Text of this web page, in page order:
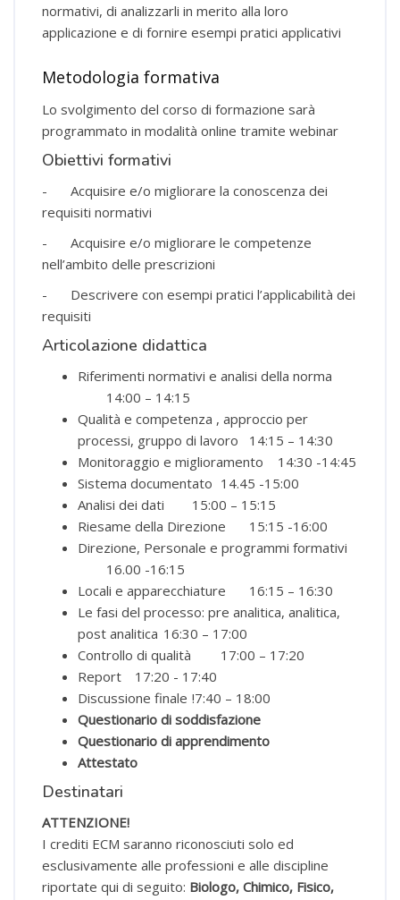
normativi, di analizzarli in merito alla loro
applicazione e di fornire esempi pratici applicativi
Metodologia formativa
Lo svolgimento del corso di formazione sarà
programmato in modalità online tramite webinar
Obiettivi formativi
-
Acquisire e/o migliorare la conoscenza dei
requisiti normativi
-
Acquisire e/o migliorare le competenze
nell’ambito delle prescrizioni
-
Descrivere con esempi pratici l’applicabilità dei
requisiti
Articolazione didattica
Riferimenti normativi e analisi della norma
14:00 – 14:15
Qualità e competenza , approccio per
processi, gruppo di lavoro
14:15 – 14:30
Monitoraggio e miglioramento
14:30 -14:45
Sistema documentato 14.45 -15:00
Analisi dei dati
15:00 – 15:15
Riesame della Direzione
15:15 -16:00
Direzione, Personale e programmi formativi
16.00 -16:15
Locali e apparecchiature
16:15 – 16:30
Le fasi del processo: pre analitica, analitica,
post analitica 16:30 – 17:00
Controllo di qualità
17:00 – 17:20
Report
17:20 - 17:40
Discussione finale !7:40 – 18:00
Questionario di soddisfazione
Questionario di apprendimento
Attestato
Destinatari
ATTENZIONE!
I crediti ECM saranno riconosciuti solo ed
esclusivamente alle professioni e alle discipline
riportate qui di seguito: Biologo, Chimico, Fisico,